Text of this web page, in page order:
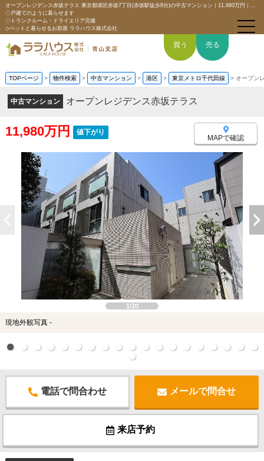
オープンレジデンス赤坂テラス 東京都港区赤坂7丁目(赤坂駅徒歩8分)の中古マンション｜11,980万円｜分譲マンション情報｜【角部屋×メゾネットタイプの住戸】
◇戸建てのように暮らせます
◇トランクルーム・ドライエリア完備
◇ペットと暮らせるお部屋 ララハウス株式会社
トップページ
買いたい
売りたい
空間デザイン事例
6つの強み
会社概要
スタッフ紹介
お客様の声
来店予約
お気に入り物件
買う 売る
TOPページ > 物件検索 > 中古マンション > 港区 > 東京メトロ千代田線 > オープン
中古マンション オープンレジデンス赤坂テラス
11,980万円 値下がり
MAPで確認
1/20
現地外観写真 -
電話で問合わせ メールで問合せ
来店予約